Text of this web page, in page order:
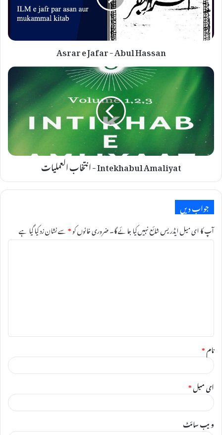
Asrar e Jafar - Abul Hassan
Intekhabul Amaliyat - انتخاب العملیات
جواب دیں
آپ کا ای میل ایڈریس شائع نہیں کیا جائے گا۔ضروری خانوں کو*سے نشان زد کیا گیا ہے
ت
نام*
ای میل*
ویب‌ سائٹ